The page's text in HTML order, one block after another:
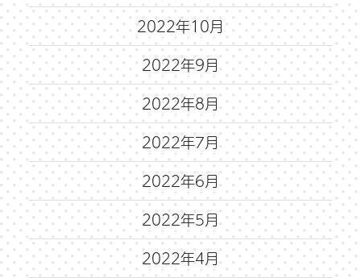
2022年10月
2022年9月
2022年8月
2022年7月
2022年6月
2022年5月
2022年4月